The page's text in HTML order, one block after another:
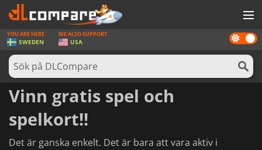
SPEL
SPELKORT
PROGRAMVARA
HÅRDVARA
Dark
mode
YOU ARE HERE
SWEDEN
WE ALSO SUPPORT
USA
Vinn gratis spel och
spelkort!!
Det är ganska enkelt. Det är bara att vara aktiv i